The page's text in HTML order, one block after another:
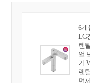
6개
LG
렌
얼
기
렌
면제